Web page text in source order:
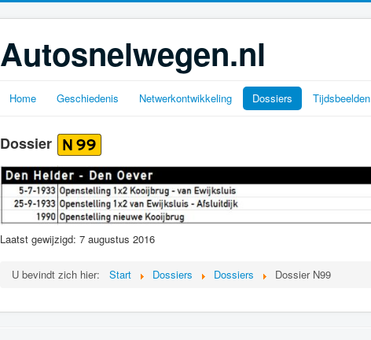
Autosnelwegen.nl
Home Geschiedenis Netwerkontwikkeling Dossiers Tijdsbeelden
Dossier
Laatst gewijzigd: 7 augustus 2016
U bevindt zich hier: Start Dossiers Dossiers Dossier N99